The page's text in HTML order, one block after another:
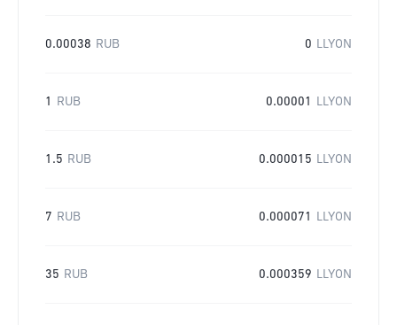
0.00038 RUB 0 LLYON
1 RUB 0.00001 LLYON
1.5 RUB 0.000015 LLYON
7 RUB 0.000071 LLYON
35 RUB 0.000359 LLYON